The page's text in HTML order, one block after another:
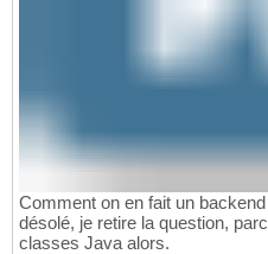
Comment on en fait un
désolé, je retire la question,
classes Java alors.